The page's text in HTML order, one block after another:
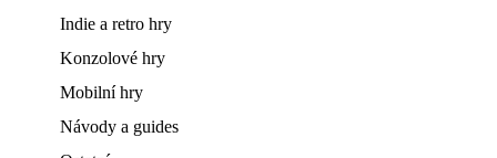
Indie a retro hry
Konzolové hry
Mobilní hry
Návody a guides